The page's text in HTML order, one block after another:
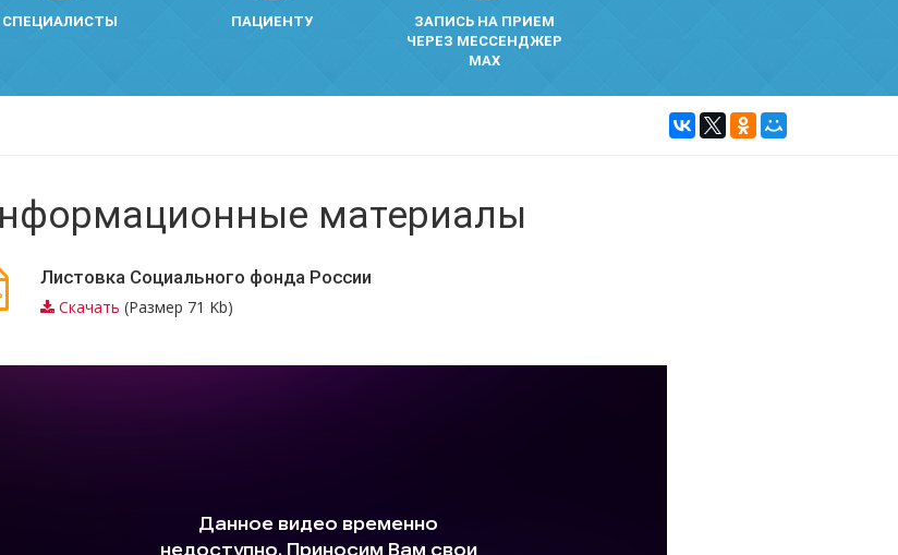
СПЕЦИАЛИСТЫ ПАЦИЕНТУ
ЗАПИСЬ НА ПРИЕМ
ЧЕРЕЗ МЕССЕНДЖЕР
MAX
материалы
Листовка Социального фонда России
Скачать (Размер 71 Kb)